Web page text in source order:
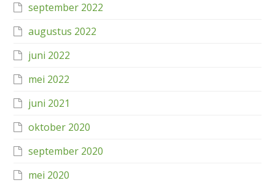
september 2022
augustus 2022
juni 2022
mei 2022
juni 2021
oktober 2020
september 2020
mei 2020